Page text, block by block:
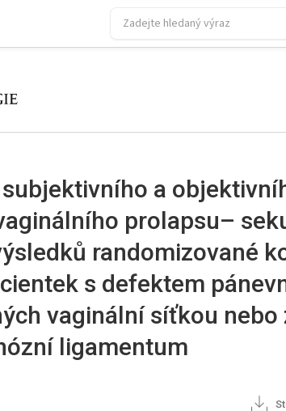
a
prolapsu–
randomizované
s defektem
vaginální síťkou nebo
ligamentum